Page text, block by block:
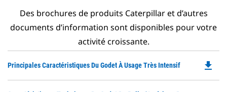
Des brochures de produits Caterpillar et d’autres
documents d’information sont disponibles pour votre
activité croissante.
Principales Caractéristiques Du Godet À Usage Très Intensif file_download